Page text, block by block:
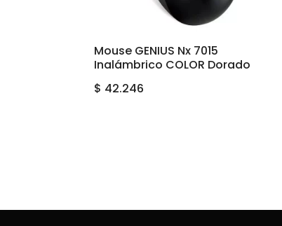
Mouse GENIUS Nx 7015
Inalámbrico COLOR Dorado
$ 42.246